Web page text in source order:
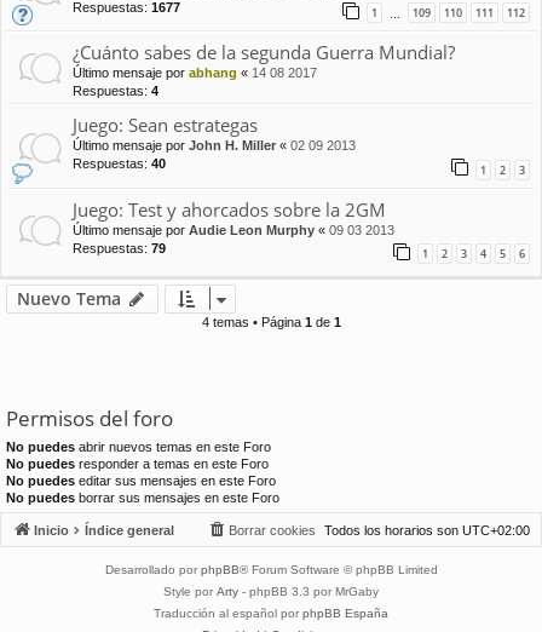
Respuestas: 1677 1 … 109 110 111 112
¿Cuánto sabes de la segunda Guerra Mundial?
Último mensaje por abhang « 14 08 2017
Respuestas: 4
Juego: Sean estrategas
Último mensaje por John H. Miller « 02 09 2013
Respuestas: 40 1 2 3
Juego: Test y ahorcados sobre la 2GM
Último mensaje por Audie Leon Murphy « 09 03 2013
Respuestas: 79 1 2 3 4 5 6
Nuevo Tema
4 temas • Página 1de 1
Permisos del foro
No puedes abrir nuevos temas en este Foro
No puedes responder a temas en este Foro
No puedes editar sus mensajes en este Foro
No puedes borrar sus mensajes en este Foro
Inicio Índice general Todos los horarios son UTC+02:00
Borrar cookies
Desarrollado por phpBB® Forum Software © phpBB Limited
Style por Arty - phpBB 3.3 por MrGaby
Traducción al español por phpBB España